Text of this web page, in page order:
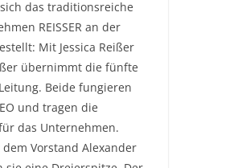
das traditionsreiche
REISSER an der
Mit Jessica Reißer
übernimmt die fünfte
Beide fungieren
und tragen die
das Unternehmen.
Vorstand Alexander